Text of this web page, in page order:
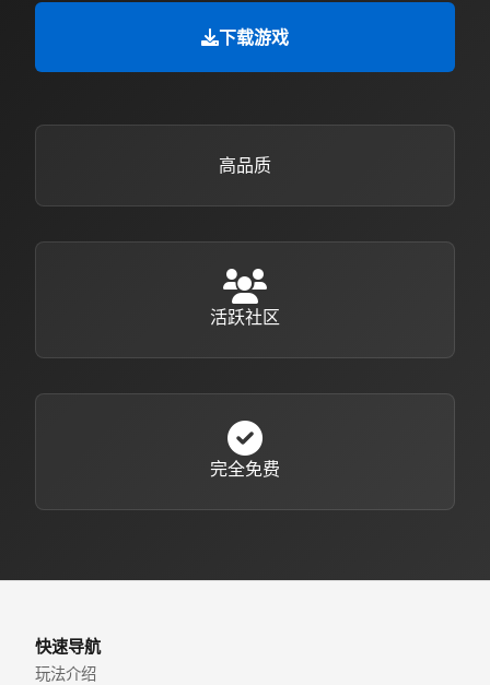
下载游戏
高品质
活跃社区
完全免费
快速导航
玩法介绍